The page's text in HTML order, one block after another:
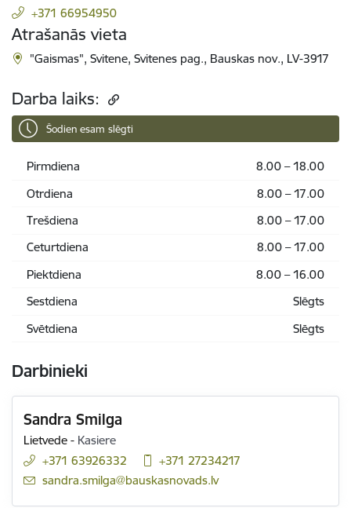
+371 66954950
Atrašanās vieta
"Gaismas", Svitene, Svitenes pag., Bauskas nov., LV-3917
Darba laiks:
Šodien esam slēgti
Pirmdiena
8.00 – 18.00
Otrdiena
8.00 – 17.00
Trešdiena
8.00 – 17.00
Ceturtdiena
8.00 – 17.00
Piektdiena
8.00 – 16.00
Sestdiena
Slēgts
Svētdiena
Slēgts
Darbinieki
Sandra Smilga
Lietvede - Kasiere
+371 63926332
+371 27234217
E-pasts:
sandra.smilga@bauskasnovads.lv